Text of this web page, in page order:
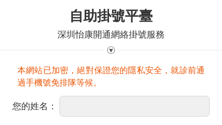
自助掛號平臺
深圳怡康開通網絡掛號服務
本網站已加密，絕對保證您的隱私安全，就診前通
過手機號免排隊等候。
您的姓名：